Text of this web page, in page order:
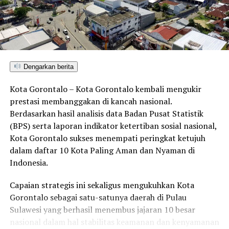
sudah bekerja dengan baik,
tapi ada hal-hal yang perlu
disikapi untuk diperbaiki,”
pungkasnya.
RELATED TOPICS:
ADHAN DAMBEA
ISU WEWENANG STAF RUMAH SAKIT
MUTASI STAF RSUD
PELAYANAN RUMAH SAKIT GORONTALO
PEMBENAHAN PELAYANAN KESEHATAN
PENGAWASAN PELAYANAN KESEHATAN
REFORMASI PELAYANAN KESEHATAN GORONTALO
RSUD ALOEI SABOE
UP NEXT
Pansus Kelapa Sawit DPRD Provinsi Gorontalo Usulkan
Penyitaan Lahan Tidak Produktif, KPK Siap Tindaklanjuti
Dengarkan berita
Kota Gorontalo – Kota Gorontalo kembali mengukir
prestasi membanggakan di kancah nasional.
Berdasarkan hasil analisis data Badan Pusat Statistik
(BPS) serta laporan indikator ketertiban sosial nasional,
Kota Gorontalo sukses menempati peringkat ketujuh
dalam daftar 10 Kota Paling Aman dan Nyaman di
Indonesia.
Capaian strategis ini sekaligus mengukuhkan Kota
Gorontalo sebagai satu-satunya daerah di Pulau
Sulawesi yang berhasil menembus jajaran 10 besar
nasional dalam hal stabilitas keamanan dan kenyamanan